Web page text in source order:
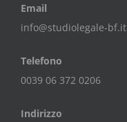
Email
info@studiolegale-bf.it
Telefono
0039 06 372 0206
Indirizzo